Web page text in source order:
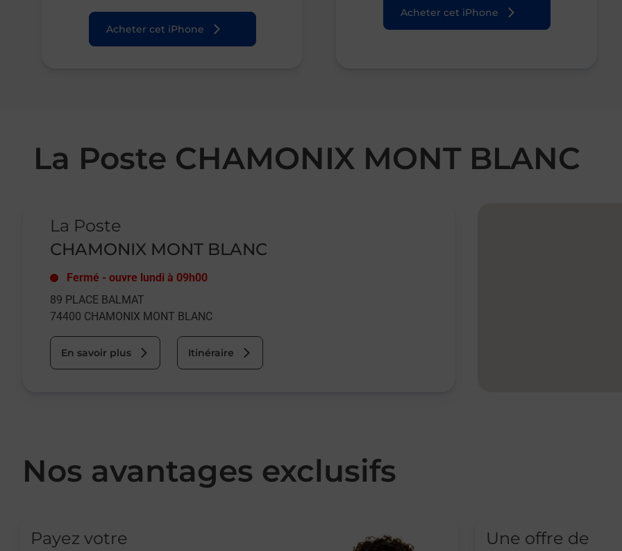
Acheter cet iPhone
Acheter cet iPhone
La Poste CHAMONIX MONT BLANC
La Poste
CHAMONIX MONT BLANC
Fermé - ouvre lundi à 09h00
89 PLACE BALMAT
74400 CHAMONIX MONT BLANC
En savoir plus Itinéraire
Nos avantages exclusifs
Payez votre
Une offre de